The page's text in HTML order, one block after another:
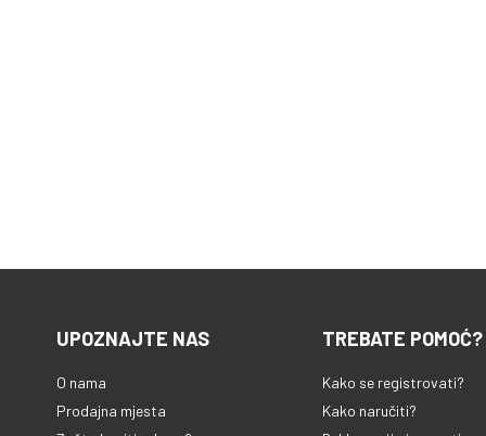
UPOZNAJTE NAS
O nama
Prodajna mjesta
TREBATE POMOĆ?
Kako se registrovati?
Kako naručiti?